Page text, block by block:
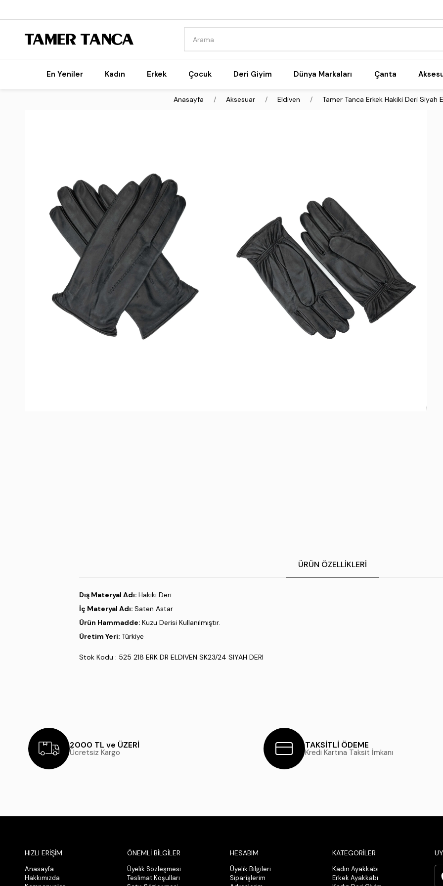
En Yeniler Kadın Erkek Çocuk Deri Giyim Dünya Markaları Çanta
Anasayfa Aksesuar Eldiven Tamer Tanca Erkek Hakiki Deri Siyah
ÜRÜN ÖZELLIKLERI
Dış Materyal Adı: Hakiki Deri
İç Materyal Adı: Saten Astar
Ürün Hammadde: Kuzu Derisi Kullanılmıştır.
Üretim Yeri: Türkiye
Stok Kodu : 525 218 ERK DR ELDIVEN SK23/24 SIYAH DERI
2000 TL ve ÜZERİ
Ücretsiz Kargo
TAKSİTLİ ÖDEME
Kredi Kartına Taksit İmkanı
HIZLI ERİŞİM
Anasayfa
Hakkımızda
ÖNEMLİ BİLGİLER
Üyelik Sözleşmesi
Teslimat Koşulları
HESABIM
Üyelik Bilgileri
Siparişlerim
KATEGORİLER
Kadın Ayakkabı
Erkek Ayakkabı